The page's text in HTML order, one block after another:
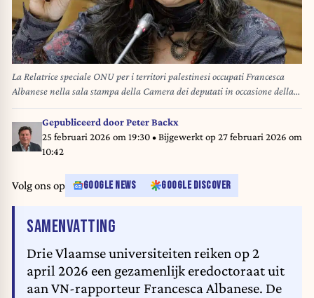
La Relatrice speciale ONU per i territori palestinesi occupati Francesca
Albanese nella sala stampa della Camera dei deputati in occasione della
presentazione del nuovo Rapporto su Gaza dal titolo “Genocidio di Gaza:
un crimine collettivo”, Roma, Martedì 3 Febbraio 2026 (Foto Roberto
Monaldo / LaPresse) UN Special Rapporteur for the Occupied Palestinian
Territories Francesca Albanese in the press room of the Chamber of
"Genocide in Gaza: a collective crime”, Rome, Tuesday February 3, 2026
(Photo by Roberto Monaldo /LaPresse)
Gepubliceerd doorPeter Backx
25 februari 2026 om 19:30• Bijgewerkt op27 februari 2026 om
10:42
Volg ons op GOOGLE NEWS GOOGLE DISCOVER
SAMENVATTING
Drie Vlaamse universiteiten reiken op 2
april 2026 een gezamenlijk eredoctoraat uit
aan VN-rapporteur Francesca Albanese. De